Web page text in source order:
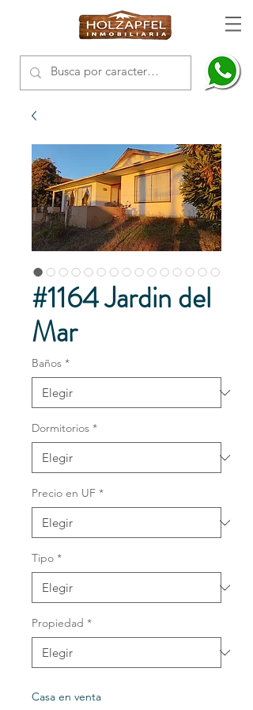
#1164 Jardin del
Mar
Baños *
Dormitorios *
Precio en UF *
Tipo *
Propiedad *
Casa en venta